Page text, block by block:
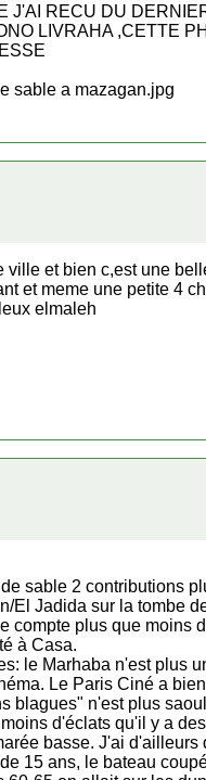
J'AI RECU DU
LIVRAHA ,CETTE
ville et bien c,est une
et meme une petite 4
elmaleh
sable 2 contributions
El Jadida sur la tombe
compte plus que moins
à Casa.
le Marhaba n'est plus
Le Paris Ciné a
blagues" n'est plus
d'éclats qu'il y a
basse. J'ai
15 ans, le bateau